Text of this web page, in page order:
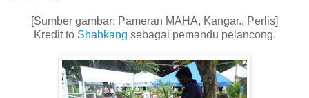
[Sumber gambar: Pameran MAHA, Kangar., Perlis]
Kredit to Shahkang sebagai pemandu pelancong.